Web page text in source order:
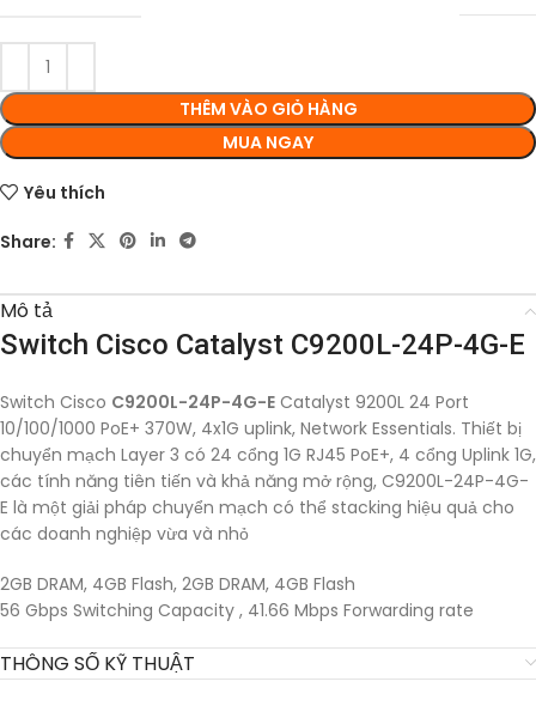
THÊM VÀO GIỎ HÀNG
MUA NGAY
Yêu thích
Share:
Mô tả
Switch Cisco Catalyst C9200L-24P-4G-E
Switch Cisco C9200L-24P-4G-E Catalyst 9200L 24 Port
10/100/1000 PoE+ 370W, 4x1G uplink, Network Essentials. Thiết bị
chuyển mạch Layer 3 có 24 cổng 1G RJ45 PoE+, 4 cổng Uplink 1G,
các tính năng tiên tiến và khả năng mở rộng, C9200L-24P-4G-
E là một giải pháp chuyển mạch có thể stacking hiệu quả cho
các doanh nghiệp vừa và nhỏ
2GB DRAM, 4GB Flash, 2GB DRAM, 4GB Flash
56 Gbps Switching Capacity , 41.66 Mbps Forwarding rate
THÔNG SỐ KỸ THUẬT